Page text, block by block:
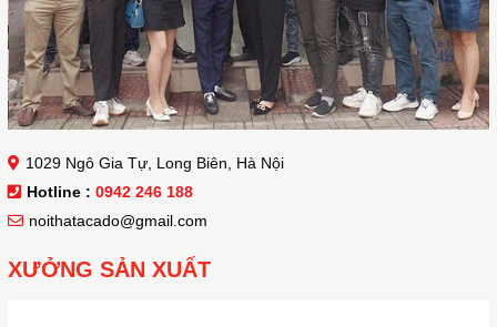
1029 Ngô Gia Tự, Long Biên, Hà Nội
Hotline : 0942 246 188
noithatacado@gmail.com
XƯỞNG SẢN XUẤT